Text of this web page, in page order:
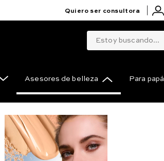
Quiero ser consultora
Asesores de belleza Para papá
Corrector sérum facial Pro-
Hialuron 5.4 ml e 0.18 fl. oz.